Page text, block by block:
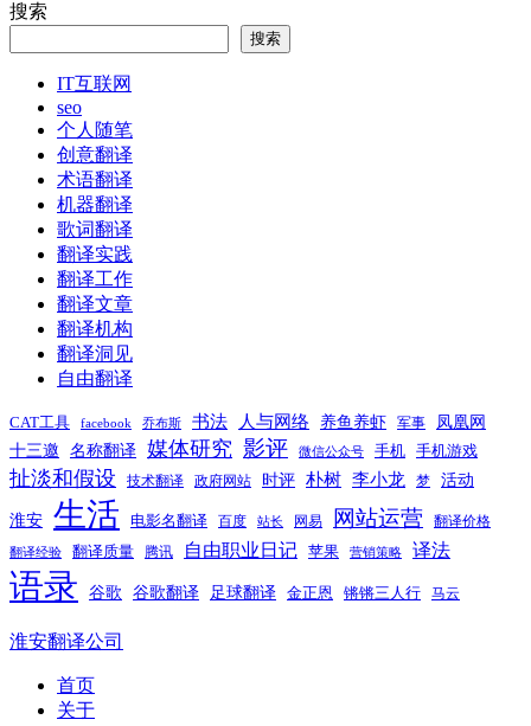
章
搜索
搜索
IT互联网
seo
个人随笔
创意翻译
术语翻译
机器翻译
歌词翻译
翻译实践
翻译工作
翻译文章
翻译机构
翻译洞见
自由翻译
CAT工具 facebook 乔布斯 书法 人与网络 养鱼养虾 军事
凤凰网
十三邀
名称翻译 媒体研究 影评 微信公众号 手机 手机游戏
扯淡和假设 技术翻译 政府网站 时评 朴树 李小龙 梦 活动
淮安 生活 电影名翻译 百度 站长 网易 网站运营 翻译价格
翻译经验 翻译质量 腾讯 自由职业日记 苹果 营销策略 译法
语录 谷歌 谷歌翻译 足球翻译 金正恩 锵锵三人行 马云
淮安翻译公司
首页
关于